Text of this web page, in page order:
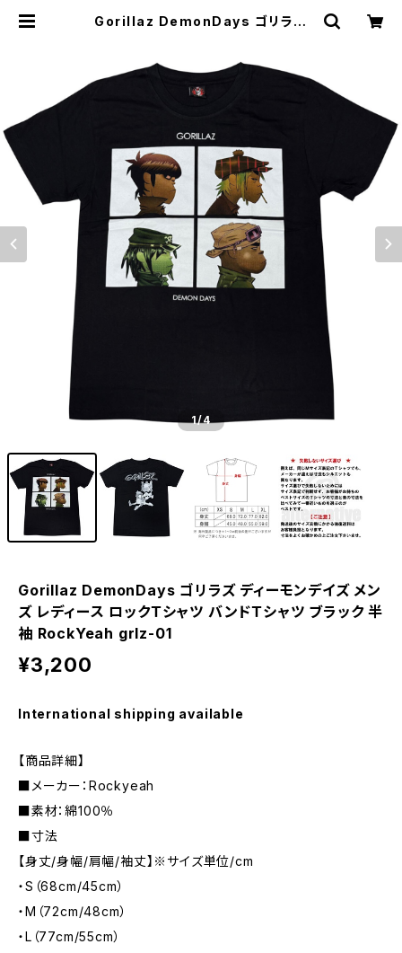
Gorillaz DemonDays ゴリラズ
ク 半袖 RockYeah grlz-01 | alte
rnative_tokyo
1/4
Gorillaz DemonDays ゴリラズ ディーモンデイズ メン
ズ レディース ロックＴシャツ バンドＴシャツ ブラック 半
袖 RockYeah grlz-01
¥3,200
International shipping available
【商品詳細】
■メーカー：Rockyeah
■素材：綿100％
■寸法
【身丈/身幅/肩幅/袖丈】※サイズ単位/cm
・S（68cm/45cm）
・M（72cm/48cm）
・L（77cm/55cm）